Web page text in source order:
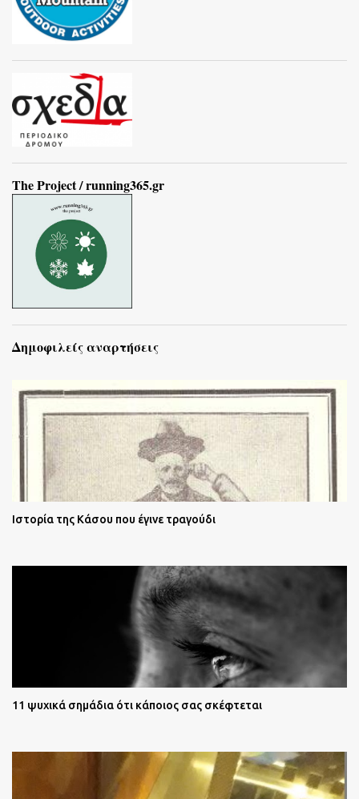
The Project / running365.gr
Δημοφιλείς αναρτήσεις
Ιστορία της Κάσου που έγινε τραγούδι
11 ψυχικά σημάδια ότι κάποιος σας σκέφτεται